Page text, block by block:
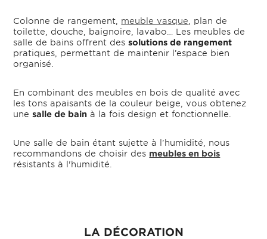
Colonne de rangement, meuble vasque , plan de
toilette, douche, baignoire, lavabo… Les meubles de
salle de bains offrent dessolutions de rangement
pratiques, permettant de maintenir l’espace bien
organisé.
En combinant des meubles en bois de qualité avec
les tons apaisants de la couleur beige, vous obtenez
unesalle de bain à la fois design et fonctionnelle.
Une salle de bain étant sujette à l'humidité, nous
recommandons de choisir des meubles en bois
résistants à l'humidité.
LA DÉCORATION